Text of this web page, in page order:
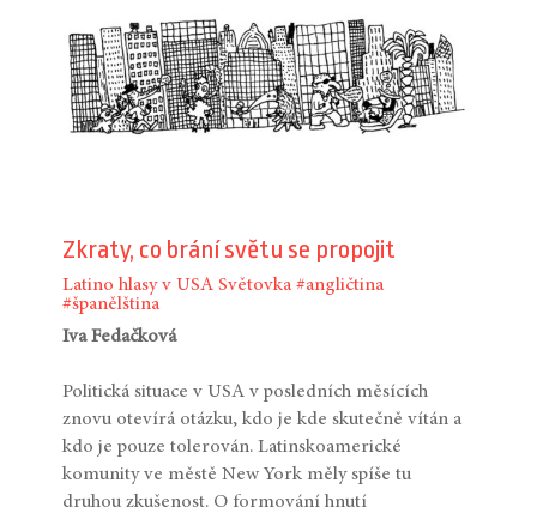
Zkraty, co brání světu se propojit
Latino hlasy v USA Světovka #angličtina
#španělština
Iva Fedačková
Politická situace v USA v posledních měsících
znovu otevírá otázku, kdo je kde skutečně vítán a
kdo je pouze tolerován. Latinskoamerické
komunity ve městě New York měly spíše tu
druhou zkušenost. O formování hnutí